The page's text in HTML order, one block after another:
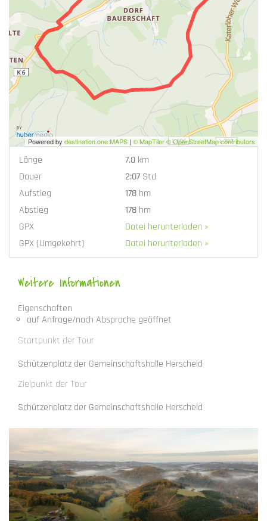
Powered by destination.one MAPS | © MapTiler © OpenStreetMap contributors
Länge 7.0 km
Dauer
2:07 Std
Aufstieg
178 hm
Abstieg
178 hm
GPX
Datei herunterladen »
GPX (Umgekehrt)
Datei herunterladen »
Weitere Informationen
Eigenschaften
auf Anfrage/nach Absprache geöffnet
Startpunkt der Tour
Schützenplatz der Gemeinschaftshalle Herscheid
Zielpunkt der Tour
Schützenplatz der Gemeinschaftshalle Herscheid